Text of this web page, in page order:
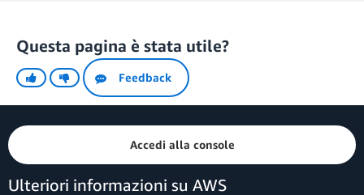
Questa pagina è stata utile?
Feedback
Accedi alla console
Ulteriori informazioni su AWS